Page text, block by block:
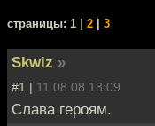
cтраницы: 1 | 2 3
Skwiz »
#1 | 11.08.08 18:09
Слава героям.